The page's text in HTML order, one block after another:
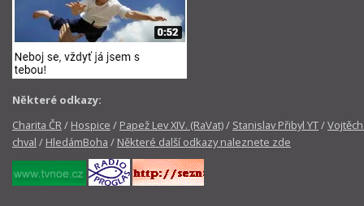
Některé odkazy:
Charita ČR/ Hospice / Papež Lev XIV. (RaVat)/ Stanislav Přibyl YT/
chval / HledámBoha / Některé další odkazy naleznete zde